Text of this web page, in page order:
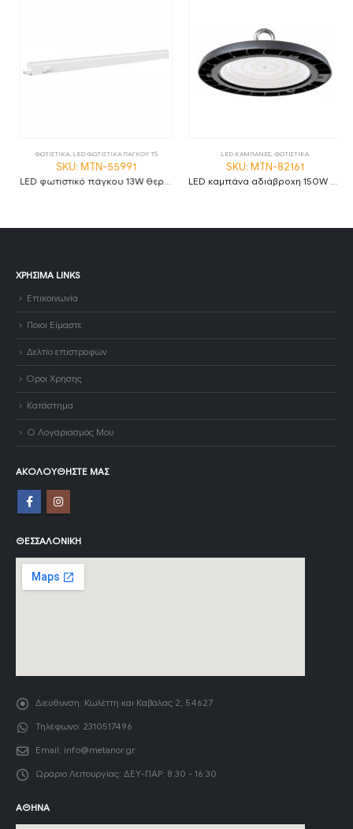
ΦΩΤΙΣΤΙΚΑ,LED ΦΩΤΙΣΤΙΚΑ ΠΑΓΚΟΥ T5
SKU: MTN-55991
LED φωτιστικό πάγκου 13W θερμό λευκό 3000K με διακόπτη 120cm MTN-55991
LED ΚΑΜΠΑΝΕΣ,ΦΩΤΙΣΤΙΚΑ
SKU: MTN-82161
LED καμπάνα αδιάβροχη 150W φυσικό λευκό 4500K 120° MTN-82161
ΧΡΉΣΙΜΑ LINKS
Επικοινωνία
Ποιοι Είμαστε
Δελτίο επιστροφών
Όροι Χρήσης
Κατάστημα
Ο Λογαριασμός Μου
ΑΚΟΛΟΥΘΉΣΤΕ ΜΑΣ
ΘΕΣΣΑΛΟΝΊΚΗ
Διεύθυνση: Κωλέττη και Καβάλας 2, 54627
Τηλέφωνο: 2310517496
Email: info@metanor.gr
Ωράριο Λειτουργίας: ΔΕΥ-ΠΑΡ: 8:30 - 16:30
ΑΘΉΝΑ